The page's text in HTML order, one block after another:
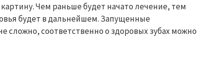
Чем раньше будет начато лечение, тем
будет в дальнейшем. Запущенные
сложно, соответственно о здоровых зубах можно